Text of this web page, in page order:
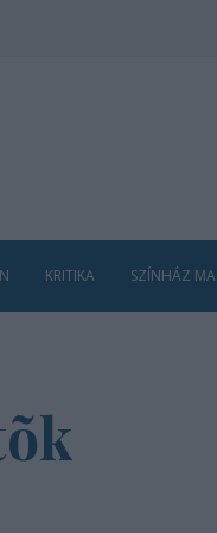
KRITIKA SZÍNHÁZ MA